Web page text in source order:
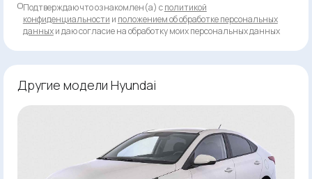
Подтверждаю что ознакомлен(а) сполитикой
конфиденциальности и положением об обработке персональных
данныхи даю согласие на обработку моих персональных данных
Другие модели Hyundai